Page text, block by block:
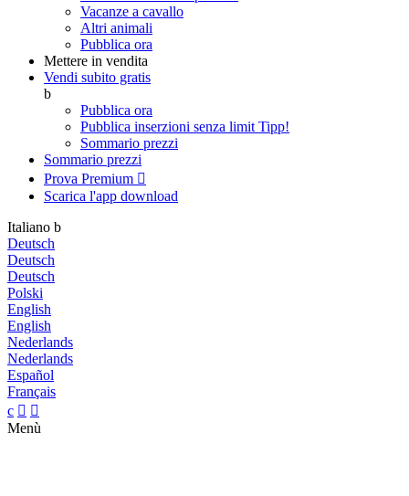
Vacanze a cavallo
Altri animali
Pubblica ora
Mettere in vendita
Vendi subito gratis
b
Pubblica ora
Pubblica inserzioni senza limit Tipp!
Sommario prezzi
Sommario prezzi
Prova Premium 
Scarica l'app download
Italiano b
Deutsch
Deutsch
Deutsch
Polski
English
English
Nederlands
Nederlands
Español
Français
c  
Menù